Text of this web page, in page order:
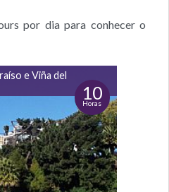
por dia para conhecer o
e Viña del
10
Horas